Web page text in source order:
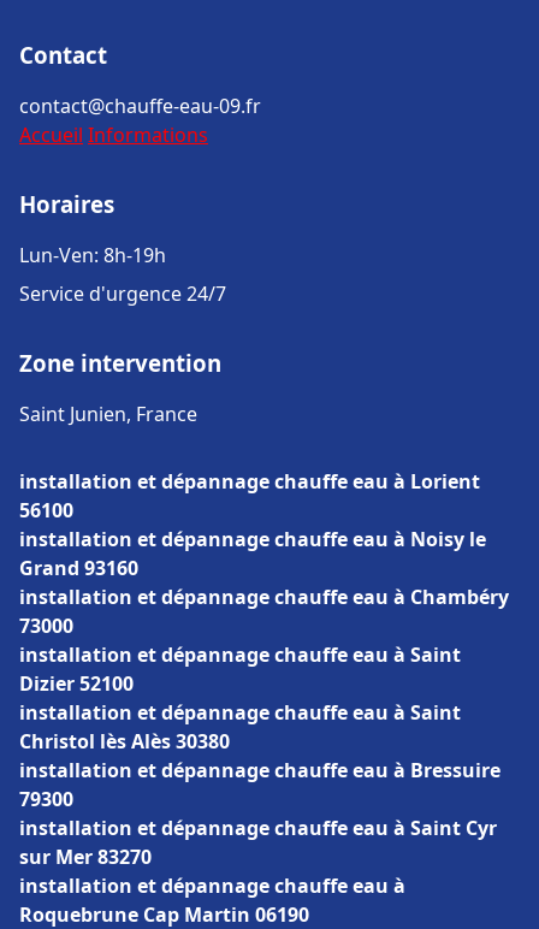
Contact
contact@chauffe-eau-09.fr
Accueil Informations
Horaires
Lun-Ven: 8h-19h
Service d'urgence 24/7
Zone intervention
Saint Junien, France
installation et dépannage chauffe eau à Lorient
56100
installation et dépannage chauffe eau à Noisy le
Grand 93160
installation et dépannage chauffe eau à Chambéry
73000
installation et dépannage chauffe eau à Saint
Dizier 52100
installation et dépannage chauffe eau à Saint
Christol lès Alès 30380
installation et dépannage chauffe eau à Bressuire
79300
installation et dépannage chauffe eau à Saint Cyr
sur Mer 83270
installation et dépannage chauffe eau à
Roquebrune Cap Martin 06190